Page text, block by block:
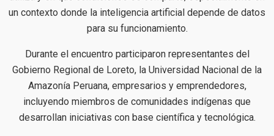
un contexto donde la inteligencia artificial depende de datos
para su funcionamiento.
Durante el encuentro participaron representantes del
Gobierno Regional de Loreto, la Universidad Nacional de la
Amazonía Peruana, empresarios y emprendedores,
incluyendo miembros de comunidades indígenas que
desarrollan iniciativas con base científica y tecnológica.